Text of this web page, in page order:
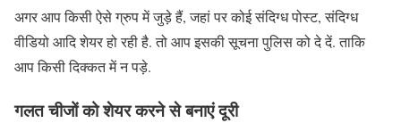
अगर आप किसी ऐसे ग्रुप में जुड़े हैं, जहां पर कोई संदिग्ध पोस्ट, संदिग्ध
वीडियो आदि शेयर हो रही है. तो आप इसकी सूचना पुलिस को दे दें. ताकि
आप किसी दिक्कत में न पड़े.
गलत चीजों को शेयर करने से बनाएं दूरी